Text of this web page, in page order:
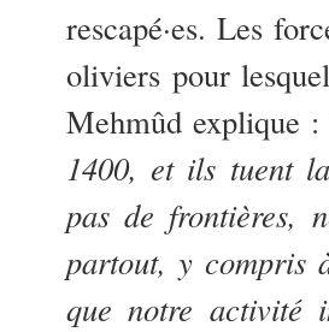
rescapé·es. Les
oliviers pour
Mehmûd explique :
1400, et ils tuent
pas de frontières,
partout, y compris
que notre activité